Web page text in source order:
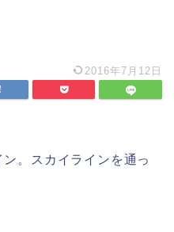
2016年7月12日
。スカイラインを通っ